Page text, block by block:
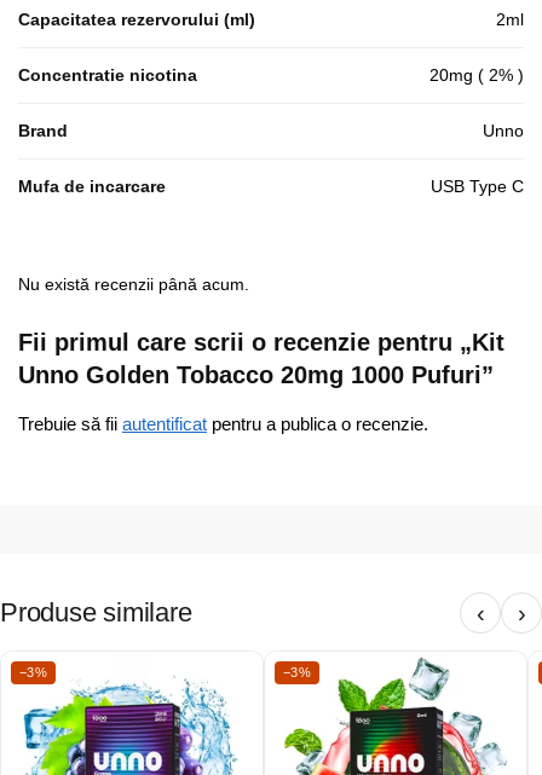
Capacitatea rezervorului (ml) 2ml
Concentratie nicotina 20mg ( 2% )
Brand Unno
Mufa de incarcare USB Type C
Nu există recenzii până acum.
Fii primul care scrii o recenzie pentru „Kit
Unno Golden Tobacco 20mg 1000 Pufuri”
Trebuie să fii autentificat pentru a publica o recenzie.
Produse similare ‹ ›
−3% −3%